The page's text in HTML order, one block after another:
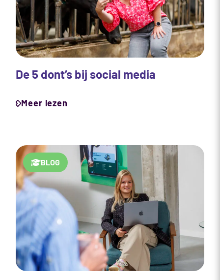
De 5 dont’s bij social media
Meer lezen
BLOG